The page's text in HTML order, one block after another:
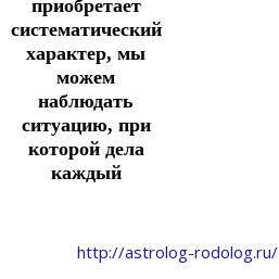
приобретает
систематический
характер, мы
можем
наблюдать
ситуацию, при
которой дела
каждый
http://astrolog-rodolog.ru/